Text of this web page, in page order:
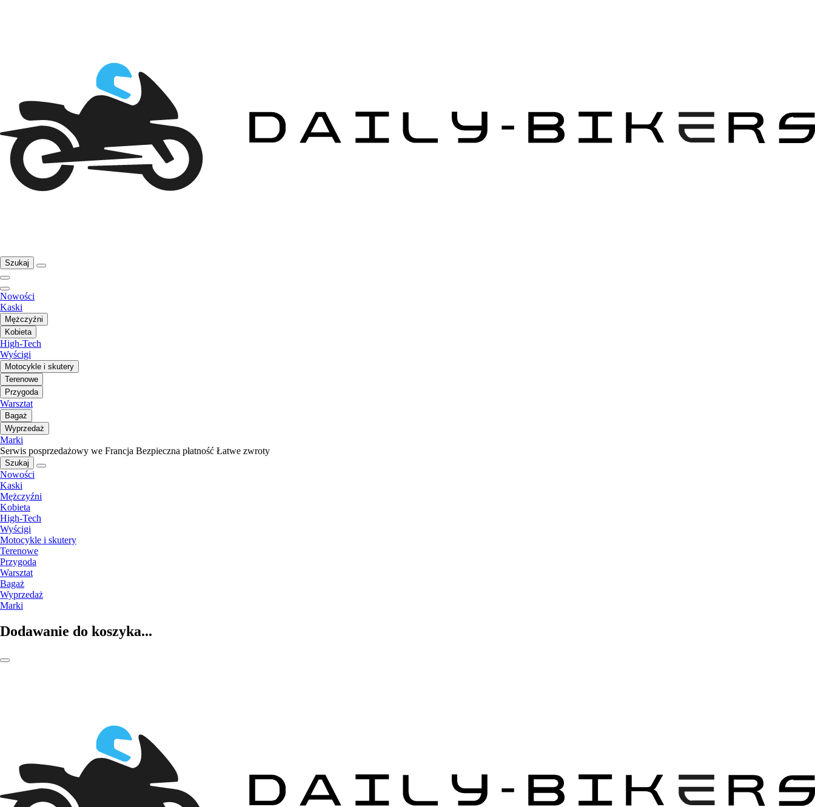
Szukaj
Nowości
Kaski
Mężczyźni
Kobieta
High-Tech
Wyścigi
Motocykle i skutery
Terenowe
Przygoda
Warsztat
Bagaż
Wyprzedaż
Marki
Serwis posprzedażowy we Francja Bezpieczna płatność Łatwe zwroty
Szukaj
Nowości
Kaski
Mężczyźni
Kobieta
High-Tech
Wyścigi
Motocykle i skutery
Terenowe
Przygoda
Warsztat
Bagaż
Wyprzedaż
Marki
Dodawanie do koszyka...